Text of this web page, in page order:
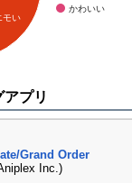
かわいい
モい
プリ
Grand Order
Inc.)